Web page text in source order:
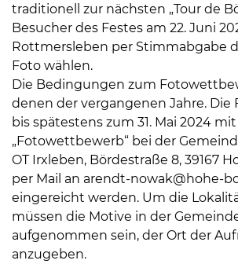
traditionell zur nächsten „Tour de
Besucher des Festes am 22. Juni
Rottmersleben per Stimmabgabe
Foto wählen.
Die Bedingungen zum
denen der vergangenen Jahre. Die
bis spätestens zum 31. Mai 2024
„Fotowettbewerb“ bei der
OT Irxleben, Bördestraße 8, 39167
per Mail an arendt-nowak@hohe-
eingereicht werden. Um die
müssen die Motive in der
aufgenommen sein, der Ort der
anzugeben.